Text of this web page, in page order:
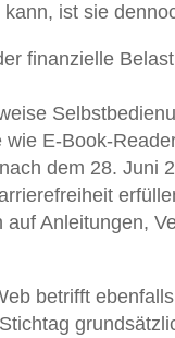
ist sie
finanzielle
E-Book-
dem 28. Juni
Anleitungen,
betrifft